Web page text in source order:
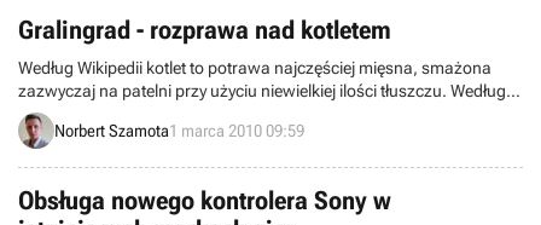
Gralingrad - rozprawa nad kotletem
Według Wikipedii kotlet to potrawa najczęściej mięsna, smażona
zazwyczaj na patelni przy użyciu niewielkiej ilości tłuszczu. Według
graczy odgrzewany kotlet to najczęściej coś złego.
Norbert Szamota1 marca 2010 09:59
Obsługa nowego kontrolera Sony w